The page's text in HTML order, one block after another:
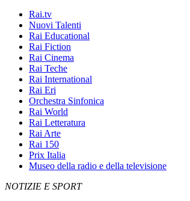
Rai.tv
Nuovi Talenti
Rai Educational
Rai Fiction
Rai Cinema
Rai Teche
Rai International
Rai Eri
Orchestra Sinfonica
Rai World
Rai Letteratura
Rai Arte
Rai 150
Prix Italia
Museo della radio e della televisione
NOTIZIE E SPORT